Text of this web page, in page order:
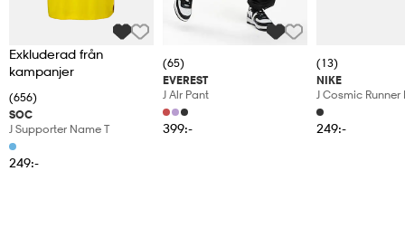
Exkluderad från
kampanjer
(656)
SOC
J Supporter Name T
249:-
(65)
EVEREST
J Alr Pant
399:-
(13)
NIKE
J Cosmic Runner
249:-